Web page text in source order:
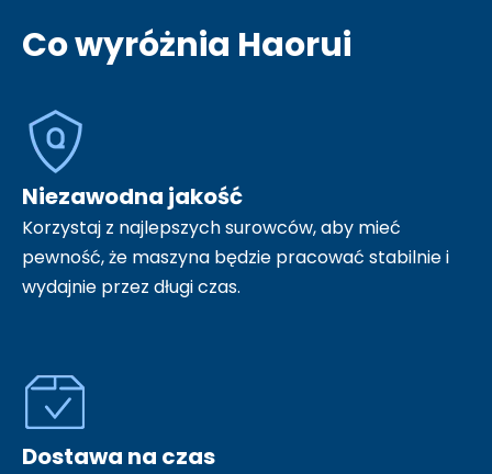
Co wyróżnia Haorui
Niezawodna jakość
Korzystaj z najlepszych surowców, aby mieć
pewność, że maszyna będzie pracować stabilnie i
wydajnie przez długi czas.
Dostawa na czas